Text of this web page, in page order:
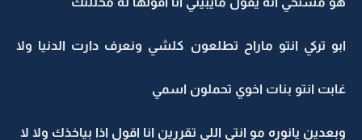
ابو تركي انتو ماراح تطلعون كلشي ونعرف دارت الدنيا ولا
غابت انتو بنات اخوي تحملون اسمي
وبعدين يانوره مو انتي اللي تقررين انا اقول اذا بياخذك ولا لا